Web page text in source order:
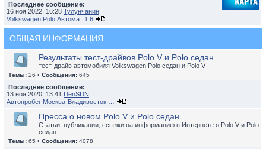
Последнее сообщение:
16 ноя 2022, 16:28 Тулунчанин
Volkswagen Polo Автомат 1.6
ОБЩАЯ ИНФОРМАЦИЯ
Результаты тест-драйвов Polo V и Polo седан
тест-драйв автомобиля Volkswagen Polo седан и Polo V
Темы: 26 • Сообщения: 645
Последнее сообщение:
13 ноя 2020, 13:41 DenSDN
Автопробег Москва-Владивосток …
Пресса о новом Polo V и Polo седан
Статьи, публикации, ссылки на информацию в Интернете о Polo V и Polo
седан
Темы: 65 • Сообщения: 4078